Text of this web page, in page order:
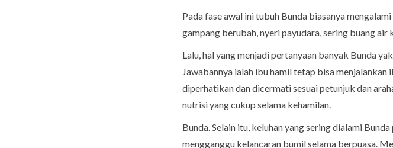
Pada fase awal ini tubuh Bunda biasanya
gampang berubah, nyeri payudara, sering buang
Lalu, hal yang menjadi pertanyaan banyak Bunda
Jawabannya ialah ibu hamil tetap bisa menjalankan
diperhatikan dan dicermati sesuai petunjuk dan
nutrisi yang cukup selama kehamilan.
Bunda. Selain itu, keluhan yang sering dialami
mengganggu kelancaran bumil selama berpuasa.